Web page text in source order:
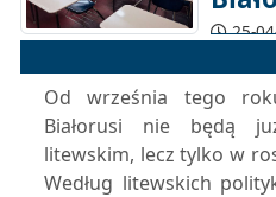
25-
Od września tego
Białorusi nie będą
litewskim, lecz tylko w
Według litewskich